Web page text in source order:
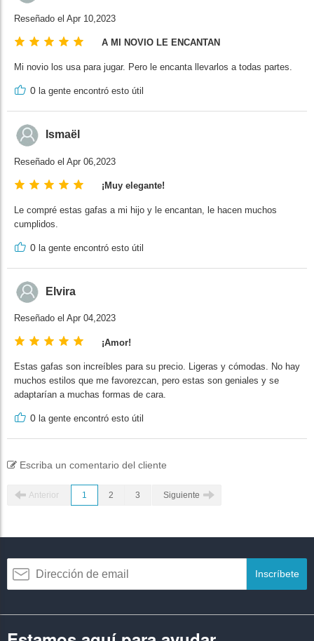
Reseñado el Apr 10,2023
A MI NOVIO LE ENCANTAN
Mi novio los usa para jugar. Pero le encanta llevarlos a todas partes.
0 la gente encontró esto útil
Ismaël
Reseñado el Apr 06,2023
¡Muy elegante!
Le compré estas gafas a mi hijo y le encantan, le hacen muchos
cumplidos.
0 la gente encontró esto útil
Elvira
Reseñado el Apr 04,2023
¡Amor!
Estas gafas son increíbles para su precio. Ligeras y cómodas. No hay
muchos estilos que me favorezcan, pero estas son geniales y se
adaptarían a muchas formas de cara.
0 la gente encontró esto útil
Escriba un comentario del cliente
Anterior 1 2 3 Siguiente
Inscríbete